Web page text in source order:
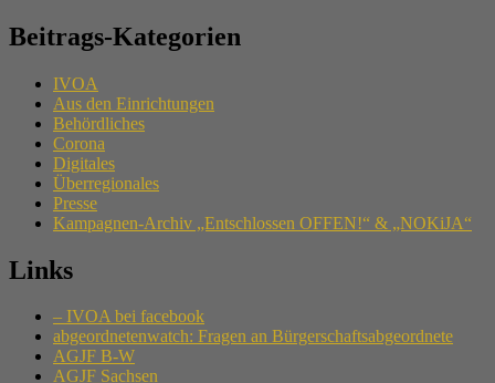
Beitrags-Kategorien
IVOA
Aus den Einrichtungen
Behördliches
Corona
Digitales
Überregionales
Presse
Kampagnen-Archiv „Entschlossen OFFEN!“ & „NOKiJA“
Links
– IVOA bei facebook
abgeordnetenwatch: Fragen an Bürgerschaftsabgeordnete
AGJF B-W
AGJF Sachsen